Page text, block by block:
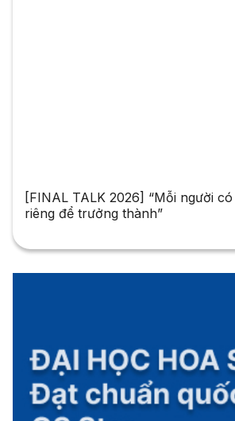
[FINAL TALK 2026] “Mỗi người
riêng để trưởng thành”